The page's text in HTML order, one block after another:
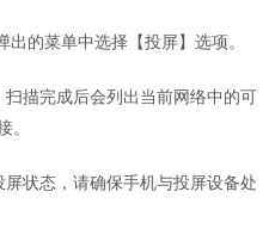
的菜单中选择【投屏】选项。
描完成后会列出当前网络中的可
。
状态，请确保手机与投屏设备处